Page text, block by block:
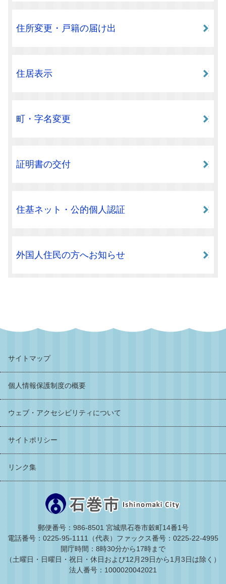
住所変更・戸籍の届け出
住居表示
町・字名変更
証明書の交付
住基ネット・公的個人認証
外国人住民の方へお知らせ
サイトマップ
個人情報保護制度の概要
ウェブ・アクセシビリティについて
サイトポリシー
リンク集
郵便番号：986-8501 宮城県石巻市穀町14番1号
電話番号：0225-95-1111（代表） ファックス番号：0225-22-4995
開庁時間：8時30分から17時まで
（土曜日・日曜日・祝日・休日および12月29日から1月3日は除く）
法人番号：1000020042021